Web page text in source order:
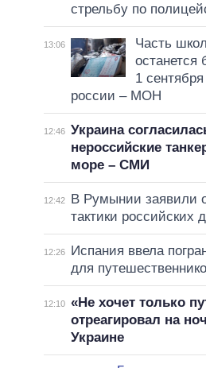
стрельбу по
13:06
Часть
останется
1
россии – МОН
12:46 Украина
нероссийские
море – СМИ
12:42
В Румынии заявили
тактики российских
12:26
Испания ввела
для
12:10 «Не хочет только
отреагировал на
Украине